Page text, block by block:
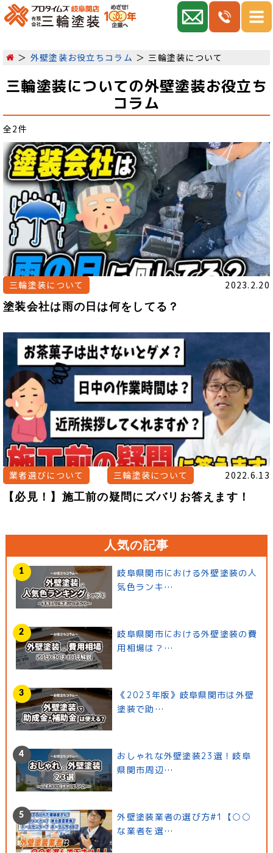
外壁塗装お役立ちコラム 三輪塗装について
三輪塗装についての外壁塗装お役立ち
コラム
全2件
三輪塗装について
2023.2.20
塗装会社は雨の日は何をしてる？
業者選びについて 三輪塗装について
2022.6.13
【必見！】施工前の疑問にズバリお答えます！
人気の記事
岐阜県関市における外壁塗装の人
気色ランキ…
岐阜県関市における外壁塗装の費
用相場は？…
《2023年版》岐阜県関市は外壁
塗装で助…
おしゃれな外壁塗装23選！岐阜
県関市周辺…
外壁塗装業者の選び方#1【○○
な業者を選…